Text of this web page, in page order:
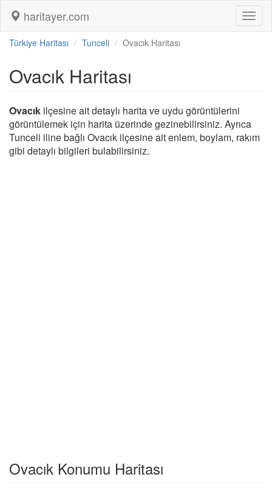
haritayer.com
Türkiye Haritası Tunceli Ovacık Haritası
Ovacık Haritası
Ovacık ilçesine ait detaylı harita ve uydu görüntülerini
görüntülemek için harita üzerinde gezinebilirsiniz. Ayrıca
Tunceli iline bağlı Ovacık ilçesine ait enlem, boylam, rakım
gibi detaylı bilgileri bulabilirsiniz.
Ovacık Konumu Haritası